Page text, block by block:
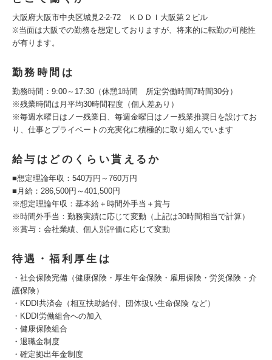
大阪府大阪市中央区城見2-2-72 ＫＤＤＩ大阪第２ビル
※当面は大阪での勤務を想定しておりますが、将来的に転勤の可能性
が有ります。
勤務時間は
勤務時間：9:00～17:30（休憩1時間 所定労働時間7時間30分）
※残業時間は月平均30時間程度（個人差あり）
※毎週水曜日はノー残業日、毎週金曜日はノー残業推奨日を設けてお
り、仕事とプライベートの充実化に積極的に取り組んでいます
給与はどのくらい貰えるか
■想定理論年収：540万円～760万円
■月給：286,500円～401,500円
※想定理論年収：基本給＋時間外手当＋賞与
※時間外手当：勤務実績に応じて変動（上記は30時間相当で計算）
※賞与：会社業績、個人別評価に応じて変動
待遇・福利厚生は
・社会保険完備（健康保険・厚生年金保険・雇用保険・労災保険・介
護保険）
・KDDI共済会（相互扶助給付、団体扱い生命保険 など）
・KDDI労働組合への加入
・健康保険組合
・退職金制度
・確定拠出年金制度